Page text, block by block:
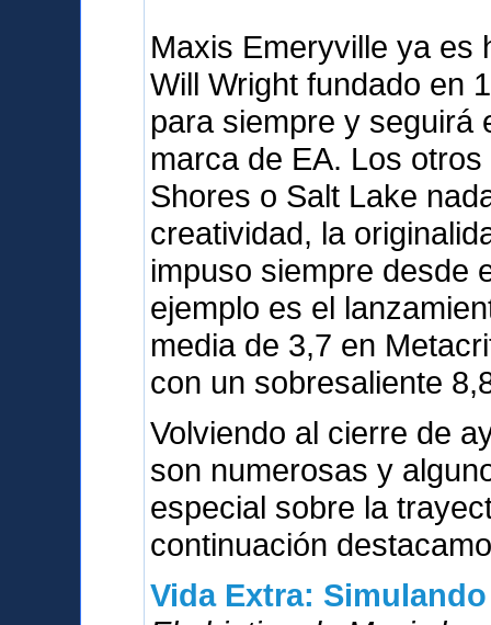
Maxis Emeryville ya es
Will Wright fundado en
para siempre y seguirá
marca de EA. Los
Shores o Salt Lake
creatividad, la
impuso siempre desde
ejemplo es el
media de 3,7 en
con un sobresaliente
Volviendo al cierre de
son numerosas y
especial sobre la
continuación
Vida Extra: